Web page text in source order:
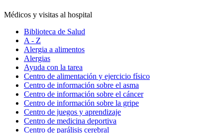
Médicos y visitas al hospital
Biblioteca de Salud
A - Z
Alergia a alimentos
Alergias
Ayuda con la tarea
Centro de alimentación y ejercicio físico
Centro de información sobre el asma
Centro de información sobre el cáncer
Centro de información sobre la gripe
Centro de juegos y aprendizaje
Centro de medicina deportiva
Centro de parálisis cerebral